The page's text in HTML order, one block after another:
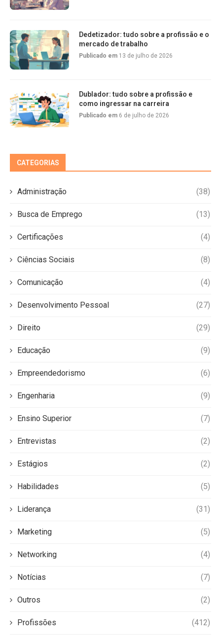
Dedetizador: tudo sobre a profissão e o
mercado de trabalho
Publicado em 13 de julho de 2026
Dublador: tudo sobre a profissão e
como ingressar na carreira
Publicado em 6 de julho de 2026
CATEGORIAS
Administração (38)
Busca de Emprego (13)
Certificações (4)
Ciências Sociais (8)
Comunicação (4)
Desenvolvimento Pessoal (27)
Direito (29)
Educação (9)
Empreendedorismo (6)
Engenharia (9)
Ensino Superior (7)
Entrevistas (2)
Estágios (2)
Habilidades (5)
Liderança (31)
Marketing (5)
Networking (4)
Notícias (7)
Outros (2)
Profissões (412)